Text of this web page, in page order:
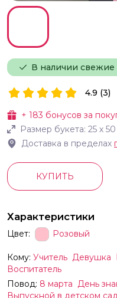
В наличии свежие
+ 183 бонусов за
Размер букета: 25 х 50
Доставка в пределах
4.9 (3)
КУПИТЬ
Характеристики
Цвет: Розовый
Кому: Учитель Девушка
Воспитатель
Повод: 8 марта День
Выпускной в детском